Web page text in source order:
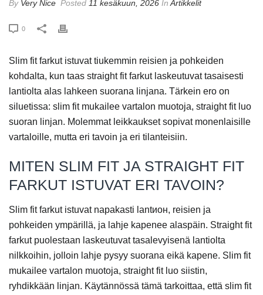
By Very Nice Posted 11 kesäkuun, 2026 In Artikkelit
0
Slim fit farkut istuvat tiukemmin reisien ja pohkeiden
kohdalta, kun taas straight fit farkut laskeutuvat tasaisesti
lantiolta alas lahkeen suorana linjana. Tärkein ero on
siluetissa: slim fit mukailee vartalon muotoja, straight fit luo
suoran linjan. Molemmat leikkaukset sopivat monenlaisille
vartaloille, mutta eri tavoin ja eri tilanteisiin.
MITEN SLIM FIT JA STRAIGHT FIT
FARKUT ISTUVAT ERI TAVOIN?
Slim fit farkut istuvat napakasti lantион, reisien ja
pohkeiden ympärillä, ja lahje kapenee alaspäin. Straight fit
farkut puolestaan laskeutuvat tasalevyisenä lantiolta
nilkkoihin, jolloin lahje pysyy suorana eikä kapene. Slim fit
mukailee vartalon muotoja, straight fit luo siistin,
ryhdikkään linjan. Käytännössä tämä tarkoittaa, että slim fit